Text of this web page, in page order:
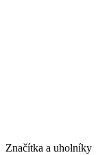
Značítka a uholníky